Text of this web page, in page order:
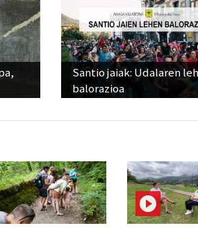
Santio jaiak: Udalaren
balorazioa